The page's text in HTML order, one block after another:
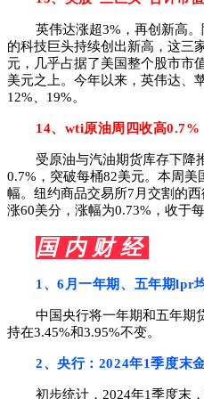
英伟达涨超3%，再创新高
的科技巨头持续创出新高，这三
元，几乎占据了美国整个股市市
美元之上。今年以来，英伟达、
12%、19%。
14、wti原油周四收高0.7%
受原油与汽油期货库存下降
0.7%，突破每桶82美元。本周
幅。纽约商品交易所7月交割的
涨60美分，涨幅为0.73%，收于每
国 内 财 经
1、6月一年期、五年期lpr
中国央行将一年期和五年期
持在3.45%和3.95%不变。
2、央行：2024年1季度末
初步统计，2024年1季度末